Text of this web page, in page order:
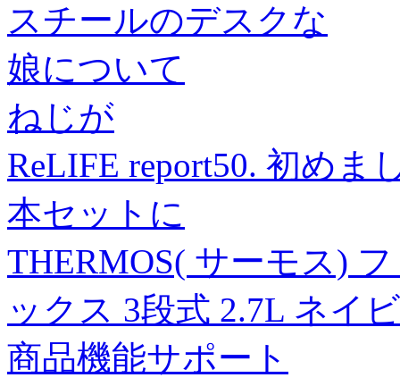
スチールのデスクな
娘について
ねじが
ReLIFE report50. 初めま
本セットに
THERMOS( サーモス)
ックス 3段式 2.7L ネイ
商品機能サポート